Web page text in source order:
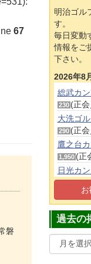
67
磐
明治ゴル
す。
毎日変動
情報をご
下さい。
2026年8
総武カ
230(正会
大洗ゴ
290(正会
鷹之台
1,950(正
日光カ
(正
キング
690(正
過去の